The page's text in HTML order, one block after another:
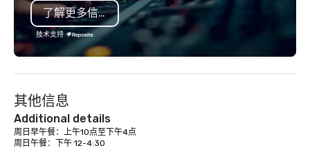
Customized content creates a
memorable event experience for all
attendees. • You do not have to be a
“trivia person” to have lots of fun! We
take a unique and creative approach
aiming to both inform and entertain. In
short, we want you to have a good
time throughout! Team Building
Activities and Conferences are our
了解更多信息
技术支持
其他信息
Additional details
周日早午餐：上午10点至下午4点
周日午餐：下午 12-4:30